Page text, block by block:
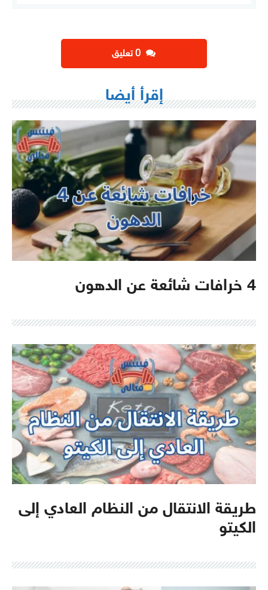
إقرأ أيضا
4 خرافات شائعة عن الدهون
طريقة الانتقال من النظام العادي إلى
الكيتو